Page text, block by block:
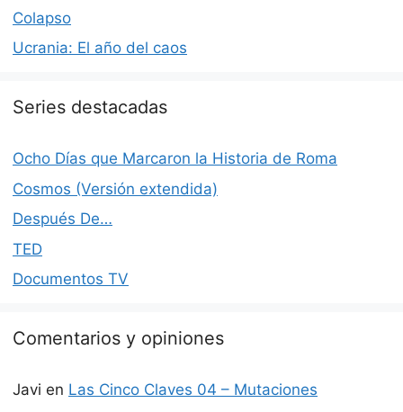
Colapso
Ucrania: El año del caos
Series destacadas
Ocho Días que Marcaron la Historia de Roma
Cosmos (Versión extendida)
Después De…
TED
Documentos TV
Comentarios y opiniones
Javi en Las Cinco Claves 04 – Mutaciones